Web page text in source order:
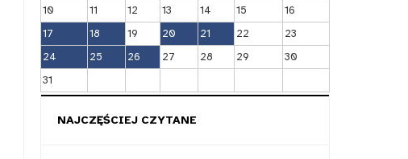
10
11 12 13 14 15
16
17
18 19 20 21 22
23
24
25 26 27 28 29
30
31
NAJCZĘŚCIEJ CZYTANE